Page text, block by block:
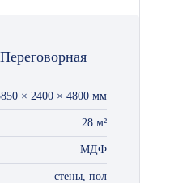
× 2400 × 4800 мм
28 м²
МДФ
стены, пол